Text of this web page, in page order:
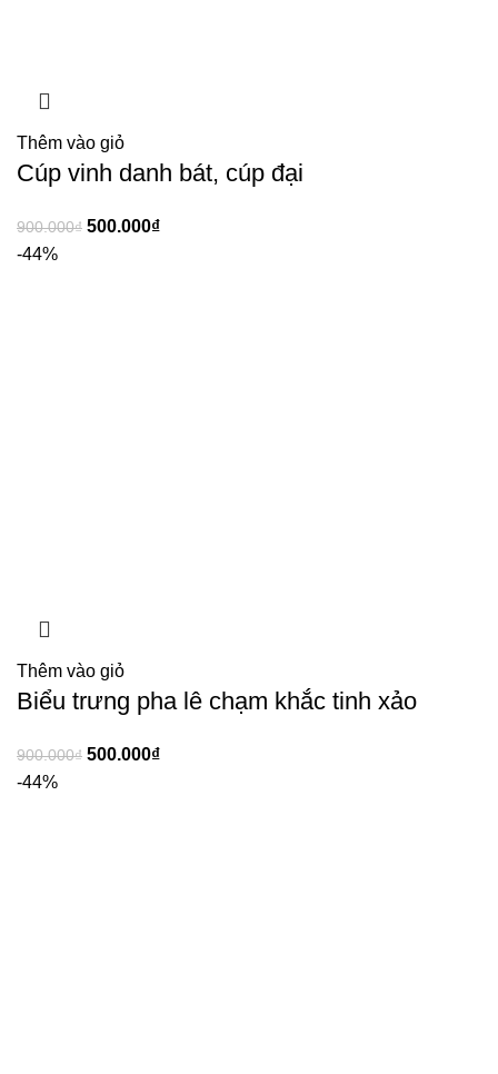
Thêm vào giỏ
Cúp vinh danh bát, cúp đại
900.000₫ 500.000₫
-44%
Thêm vào giỏ
Biểu trưng pha lê chạm khắc tinh xảo
900.000₫ 500.000₫
-44%